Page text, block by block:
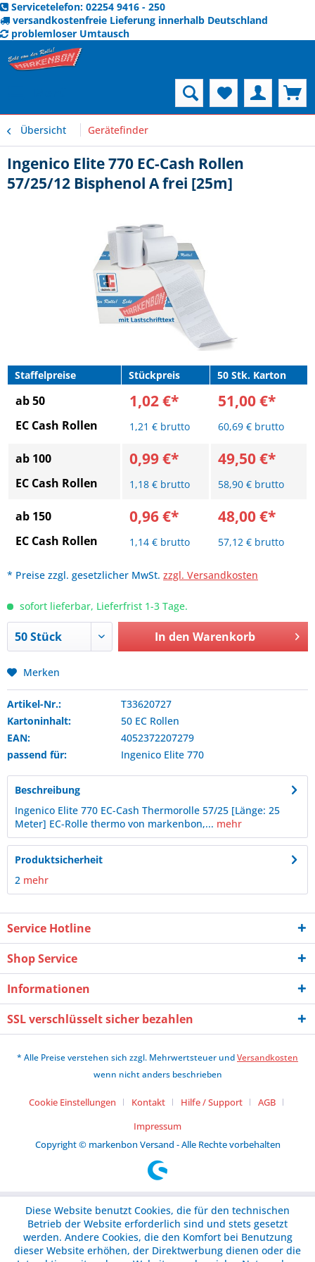
Servicetelefon: 02254 9416 - 250
versandkostenfreie Lieferung innerhalb Deutschland
problemloser Umtausch
Übersicht Gerätefinder
Ingenico Elite 770 EC-Cash Rollen
57/25/12 Bisphenol A frei [25m]
Staffelpreise Stückpreis 50 Stk. Karton
ab 50
EC Cash Rollen
1,02 €*
1,21 € brutto
51,00 €*
60,69 € brutto
ab 100
EC Cash Rollen
0,99 €*
1,18 € brutto
49,50 €*
58,90 € brutto
ab 150
EC Cash Rollen
0,96 €*
1,14 € brutto
48,00 €*
57,12 € brutto
* Preise zzgl. gesetzlicher MwSt. zzgl. Versandkosten
sofort lieferbar, Lieferfrist 1-3 Tage.
In den Warenkorb
Merken
Artikel-Nr.:
T33620727
Kartoninhalt:
50 EC Rollen
EAN:
4052372207279
passend für:
Ingenico Elite 770
Beschreibung
Ingenico Elite 770 EC-Cash Thermorolle 57/25 [Länge: 25
Meter] EC-Rolle thermo von markenbon,... mehr
Produktsicherheit
2 mehr
Service Hotline
Shop Service
Informationen
SSL verschlüsselt sicher bezahlen
* Alle Preise verstehen sich zzgl. Mehrwertsteuer undVersandkosten
wenn nicht anders beschrieben
Cookie Einstellungen Kontakt Hilfe / Support
AGB
Impressum
Copyright © markenbon Versand - Alle Rechte vorbehalten
Diese Website benutzt Cookies, die für den technischen
Betrieb der Website erforderlich sind und stets gesetzt
werden. Andere Cookies, die den Komfort bei Benutzung
dieser Website erhöhen, der Direktwerbung dienen oder die